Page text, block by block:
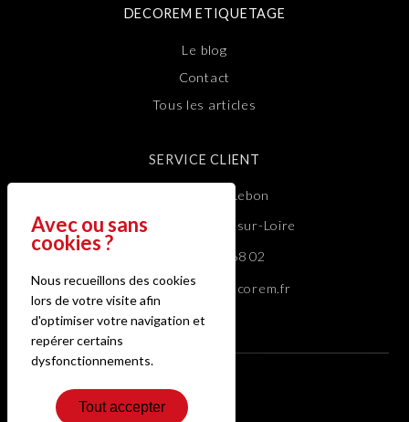
DECOREM ETIQUETAGE
Le blog
Contact
Tous les articles
SERVICE CLIENT
1 Rue Philippe Lebon
44980 Sainte-Luce-sur-Loire
Tél : 02 40 50 68 02
Mail : decorem@decorem.fr
Nous recueillons des cookies
lors de votre visite afin
d'optimiser votre navigation et
repérer certains
dysfonctionnements.
Tout accepter